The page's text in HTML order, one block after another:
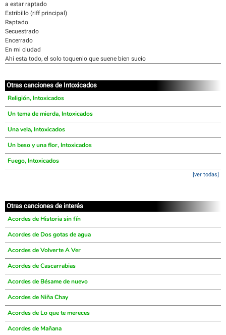
a estar raptado
Estribillo (riff principal)
Raptado
Secuestrado
Encerrado
En mi ciudad
Ahi esta todo, el solo toquenlo que suene bien sucio
Otras canciones de Intoxicados
Religión, Intoxicados
Un tema de mierda, Intoxicados
Una vela, Intoxicados
Un beso y una flor, Intoxicados
Fuego, Intoxicados
[ver todas]
Otras canciones de interés
Acordes de Historia sin fín
Acordes de Dos gotas de agua
Acordes de Volverte A Ver
Acordes de Cascarrabias
Acordes de Bésame de nuevo
Acordes de Niña Chay
Acordes de Lo que te mereces
Acordes de Mañana